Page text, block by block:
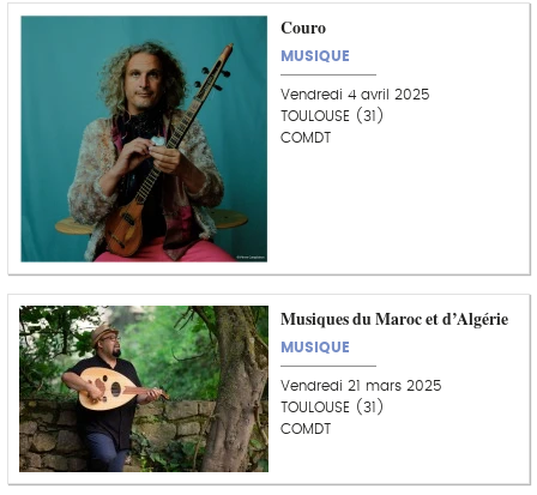
Couro
MUSIQUE
Vendredi 4 avril 2025
TOULOUSE (31)
COMDT
Musiques du Maroc et d’Algérie
MUSIQUE
Vendredi 21 mars 2025
TOULOUSE (31)
COMDT